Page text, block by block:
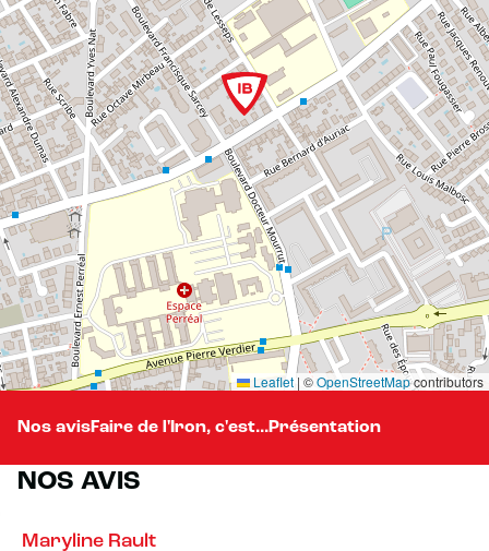
Leaflet | ©OpenStreetMapcontributors
Nos avisFaire de l'Iron, c'est...Présentation
NOS AVIS
Maryline Rault